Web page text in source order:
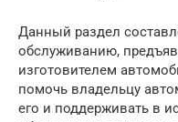
Данный раздел
обслуживанию,
изготовителем
помочь владельцу
его и поддерживать в